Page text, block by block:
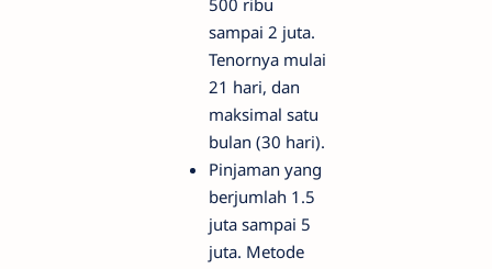
500 ribu
sampai 2 juta.
Tenornya mulai
21 hari, dan
maksimal satu
bulan (30 hari).
Pinjaman yang
berjumlah 1.5
juta sampai 5
juta. Metode